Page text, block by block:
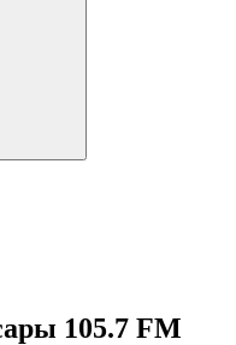
105.7 FM